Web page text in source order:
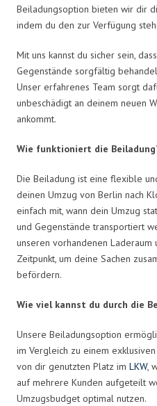
Beiladungsoption bieten wir dir
indem du den zur Verfügung
Mit uns kannst du sicher sein,
Gegenstände sorgfältig
Unser erfahrenes Team sorgt
unbeschädigt an deinem neuen
ankommt.
Wie funktioniert die
Die Beiladung ist eine flexible
deinen Umzug von Berlin nach
einfach mit, wann dein Umzug
und Gegenstände transportiert
unseren vorhandenen
Zeitpunkt, um deine Sachen
befördern.
Wie viel kannst du durch die
Unsere Beiladungsoption
im Vergleich zu einem
von dir genutzten Platz im LKW,
auf mehrere Kunden aufgeteilt
Umzugsbudget optimal nutzen.